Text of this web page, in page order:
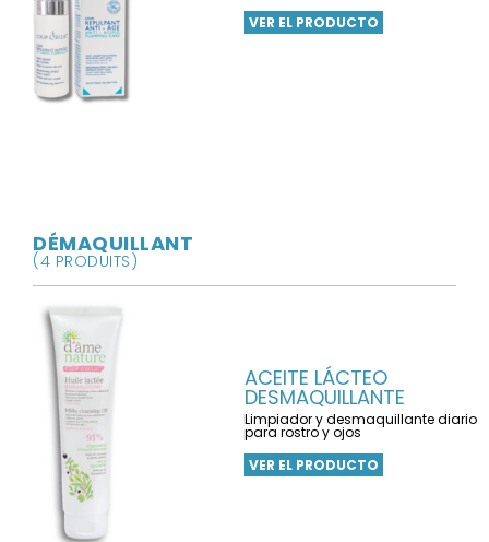
VER EL PRODUCTO
DÉMAQUILLANT
(4 PRODUITS)
ACEITE LÁCTEO
DESMAQUILLANTE
Limpiador y desmaquillante diario
para rostro y ojos
VER EL PRODUCTO